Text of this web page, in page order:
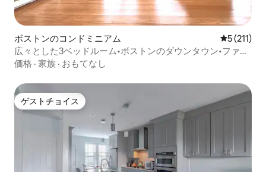
ボストンのコンドミニアム レビュー
5 (211)
広々とした3ベッドルーム•ボストンのダウンタウン•ファミ
リーに人気
価格 · 家族 · おもてなし
ゲストチョイス
ゲストチョイス